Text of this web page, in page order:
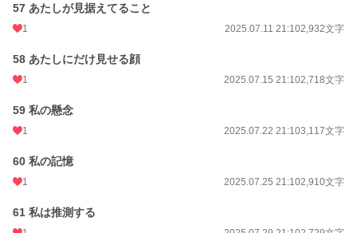
57 あたしが見据えてること
1 2025.07.11 21:102,932文字
58 あたしにだけ見せる顔
1 2025.07.15 21:102,718文字
59 私の懸念
1 2025.07.22 21:103,117文字
60 私の記憶
1 2025.07.25 21:102,910文字
61 私は推測する